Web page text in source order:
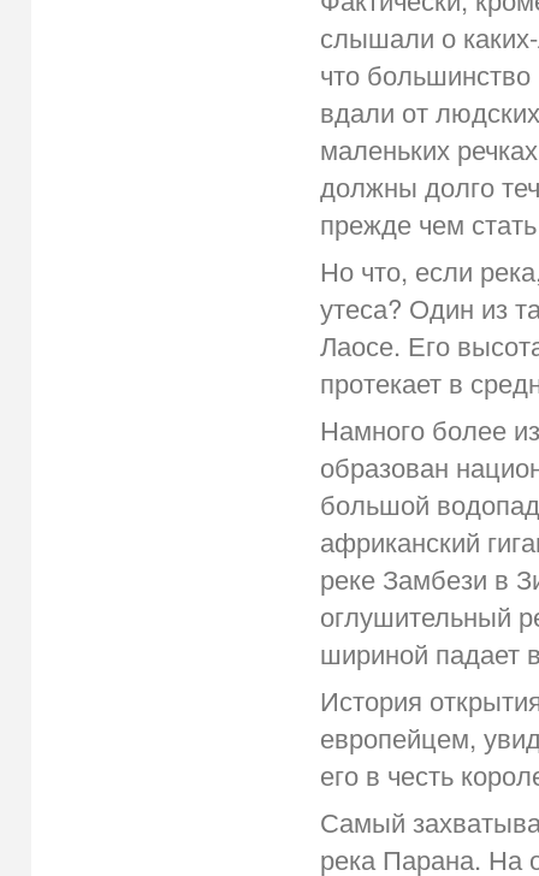
слышали о
что
вдали от
маленьких
должны долго
прежде чем
Но что, если
утеса? Один из
Лаосе. Его
протекает в
Намного более
образован
большой
африканский
реке Замбези в
оглушительный
шириной падает
История
европейцем,
его в честь
Самый
река Парана. На